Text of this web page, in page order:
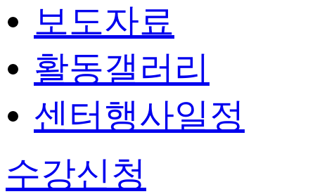
보도자료
활동갤러리
센터행사일정
수강신청